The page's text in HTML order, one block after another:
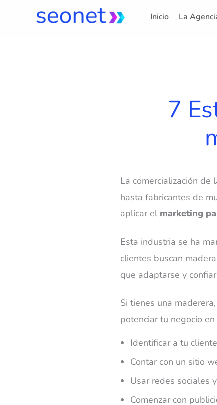
Inicio La
7
La comercialización de
hasta fabricantes de
aplicar el marketing
Esta industria se ha
clientes buscan
que adaptarse y
Si tienes una
potenciar tu negocio
Identificar a tu
Contar con un sitio
Usar redes sociales
Comenzar con